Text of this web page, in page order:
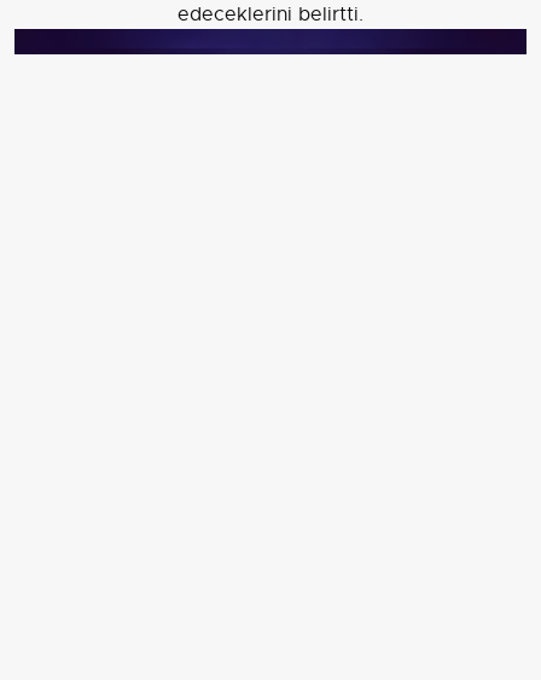
edeceklerini belirtti.